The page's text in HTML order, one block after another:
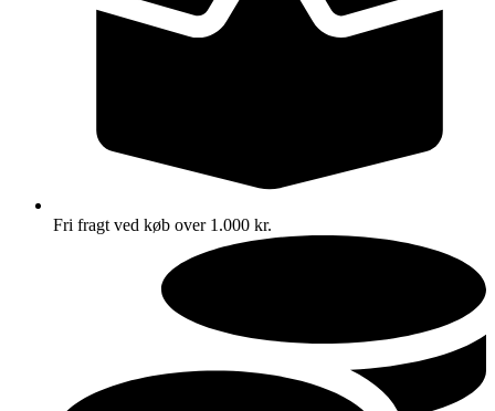
Fri fragt ved køb over 1.000 kr.